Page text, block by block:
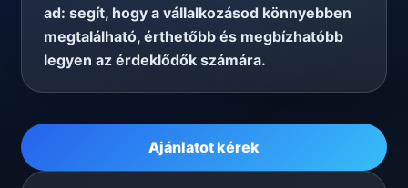
ad: segít, hogy a vállalkozásod könnyebben
megtalálható, érthetőbb és megbízhatóbb
legyen az érdeklődők számára.
Ajánlatot kérek